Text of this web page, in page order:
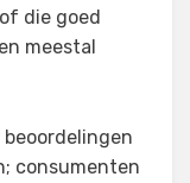
die goed
meestal
consumenten